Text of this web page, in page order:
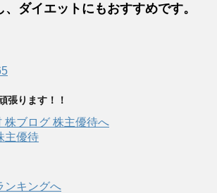
、ダイエットにもおすすめです。
張ります！！
主優待
ンキングへ